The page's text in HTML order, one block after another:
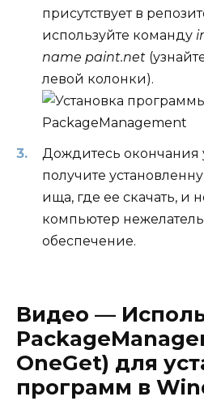
присутствует в
используйте команду
name paint.net
левой колонки).
Дождитесь окончания
получите
ища, где ее скачать, и
компьютер
обеспечение.
Видео —
OneGet) для
программ в